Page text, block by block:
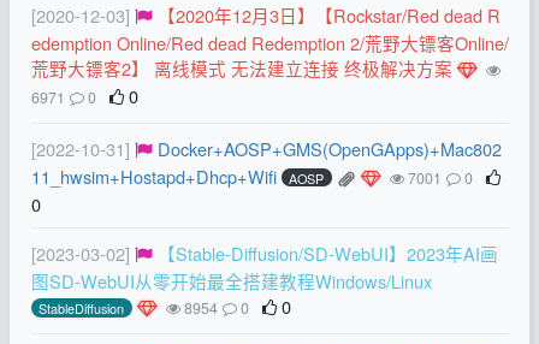
[2020-12-03]
【2020年12月3日】【Rockstar/Red dead R
edemption Online/Red dead Redemption 2/荒野大镖客Online/
荒野大镖客2】 离线模式 无法建立连接 终极解决方案
6971 0 0
[2022-10-31]
Docker+AOSP+GMS(OpenGApps)+Mac802
11_hwsim+Hostapd+Dhcp+Wifi
AOSP 7001 0
0
[2023-03-02]
【Stable-Diffusion/SD-WebUI】2023年AI画
图SD-WebUI从零开始最全搭建教程Windows/Linux
StableDiffusion 8954 0 0